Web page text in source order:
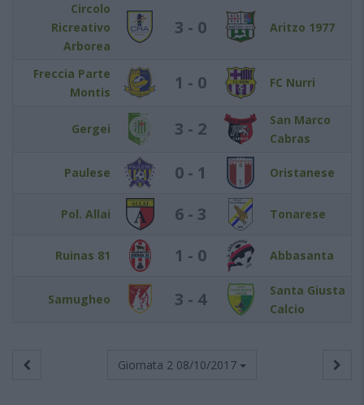
Circolo
Ricreativo
Arborea
3 - 0 Aritzo 1977
Freccia Parte
Montis
1 - 0 FC Nurri
Gergei 3 - 2
San Marco
Cabras
Paulese 0 - 1 Oristanese
Pol. Allai 6 - 3 Tonarese
Ruinas 81 1 - 0 Abbasanta
Samugheo 3 - 4
Santa Giusta
Calcio
Giornata 2 08/10/2017